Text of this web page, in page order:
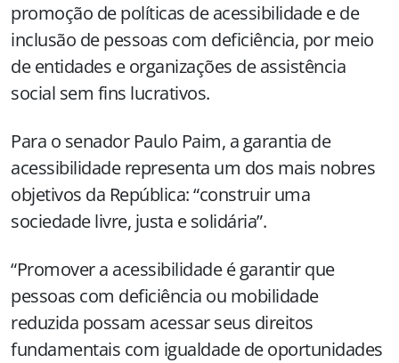
promoção de políticas de acessibilidade e de
inclusão de pessoas com deficiência, por meio
de entidades e organizações de assistência
social sem fins lucrativos.
Para o senador Paulo Paim, a garantia de
acessibilidade representa um dos mais nobres
objetivos da República: “construir uma
sociedade livre, justa e solidária”.
“Promover a acessibilidade é garantir que
pessoas com deficiência ou mobilidade
reduzida possam acessar seus direitos
fundamentais com igualdade de oportunidades